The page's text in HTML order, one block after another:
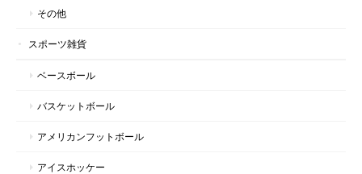
その他
スポーツ雑貨
ベースボール
バスケットボール
アメリカンフットボール
アイスホッケー